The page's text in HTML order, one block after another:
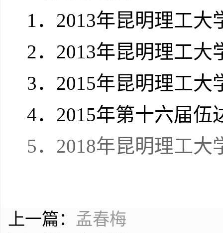
1 ． 2013年昆明理工大
2． 2013年昆明理工大
3． 2015年昆明理工大
4． 2015年第十六届伍
5． 2018年昆明理工大
上一篇： 孟春梅